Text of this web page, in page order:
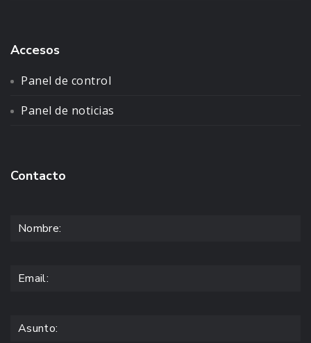
Accesos
Panel de control
Panel de noticias
Contacto